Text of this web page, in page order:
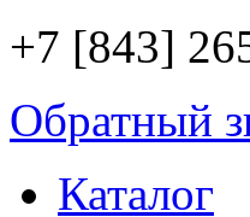
+7 [843]
Обратный
Каталог